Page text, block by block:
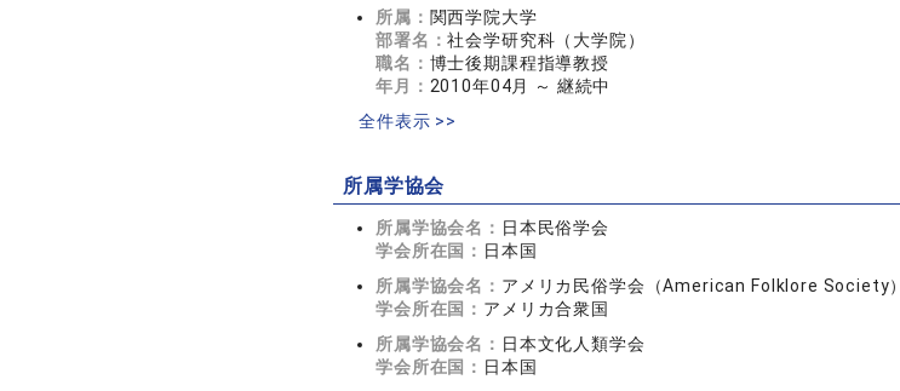
所属： 関西学院大学
部署名：社会学研究科（大学院）
職名： 博士後期課程指導教授
年月： 2010年04月 ～ 継続中
全件表示 >>
所属学協会
所属学協会名： 日本民俗学会
学会所在国： 日本国
所属学協会名： アメリカ民俗学会（American Folklore Society）
学会所在国： アメリカ合衆国
所属学協会名： 日本文化人類学会
学会所在国： 日本国